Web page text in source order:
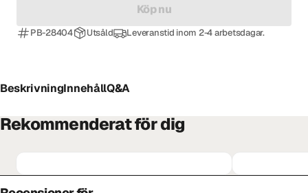
Köp nu
PB-28404 Utsåld Leveranstid inom 2-4 arbetsdagar.
BeskrivningInnehållQ&A
Rekommenderat för dig